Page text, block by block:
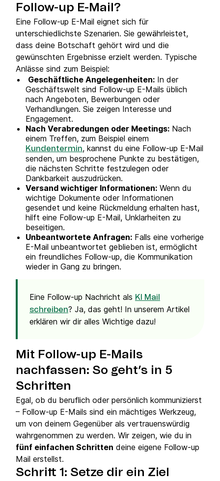
Follow-up E-Mail?
Eine Follow-up E-Mail eignet sich für
unterschiedlichste Szenarien. Sie gewährleistet,
dass deine Botschaft gehört wird und die
gewünschten Ergebnisse erzielt werden. Typische
Anlässe sind zum Beispiel:
Geschäftliche Angelegenheiten: In der
Geschäftswelt sind Follow-up E-Mails üblich
nach Angeboten, Bewerbungen oder
Verhandlungen. Sie zeigen Interesse und
Engagement.
Nach Verabredungen oder Meetings: Nach
einem Treffen, zum Beispiel einem
Kundentermin, kannst du eine Follow-up E-Mail
senden, um besprochene Punkte zu bestätigen,
die nächsten Schritte festzulegen oder
Dankbarkeit auszudrücken.
Versand wichtiger Informationen: Wenn du
wichtige Dokumente oder Informationen
gesendet und keine Rückmeldung erhalten hast,
hilft eine Follow-up E-Mail, Unklarheiten zu
beseitigen.
Unbeantwortete Anfragen: Falls eine vorherige
E-Mail unbeantwortet geblieben ist, ermöglicht
ein freundliches Follow-up, die Kommunikation
wieder in Gang zu bringen.
Eine Follow-up Nachricht als KI Mail
schreiben? Ja, das geht! In unserem Artikel
erklären wir dir alles Wichtige dazu!
Mit Follow-up E-Mails
nachfassen: So geht’s in 5
Schritten
Egal, ob du beruflich oder persönlich kommunizierst
– Follow-up E-Mails sind ein mächtiges Werkzeug,
um von deinem Gegenüber als vertrauenswürdig
wahrgenommen zu werden. Wir zeigen, wie du in
fünf einfachen Schritten deine eigene Follow-up
Mail erstellst.
Schritt 1: Setze dir ein Ziel